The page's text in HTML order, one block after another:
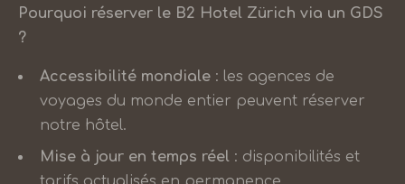
Pourquoi réserver le B2 Hotel Zürich via un GDS
?
Accessibilité mondiale : les agences de
voyages du monde entier peuvent réserver
notre hôtel.
Mise à jour en temps réel : disponibilités et